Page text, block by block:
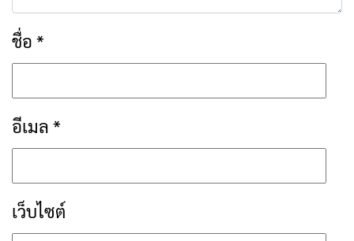
ชื่อ *
อีเมล *
เว็บไซต์